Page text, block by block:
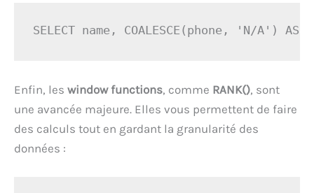
SELECT name, COALESCE(phone, 'N/A') AS
Enfin, les window functions, comme RANK(), sont
une avancée majeure. Elles vous permettent de faire
des calculs tout en gardant la granularité des
données :